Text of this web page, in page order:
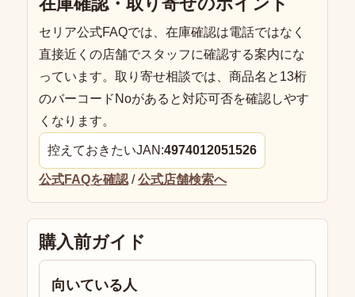
セリア公式FAQでは、在庫確認は電話ではなく
直接近くの店舗でスタッフに確認する案内にな
っています。取り寄せ相談では、商品名と13桁
のバーコードNoがあると対応可否を確認しやす
くなります。
控えておきたいJAN:4974012051526
公式FAQを確認 /公式店舗検索へ
購入前ガイド
向いている人